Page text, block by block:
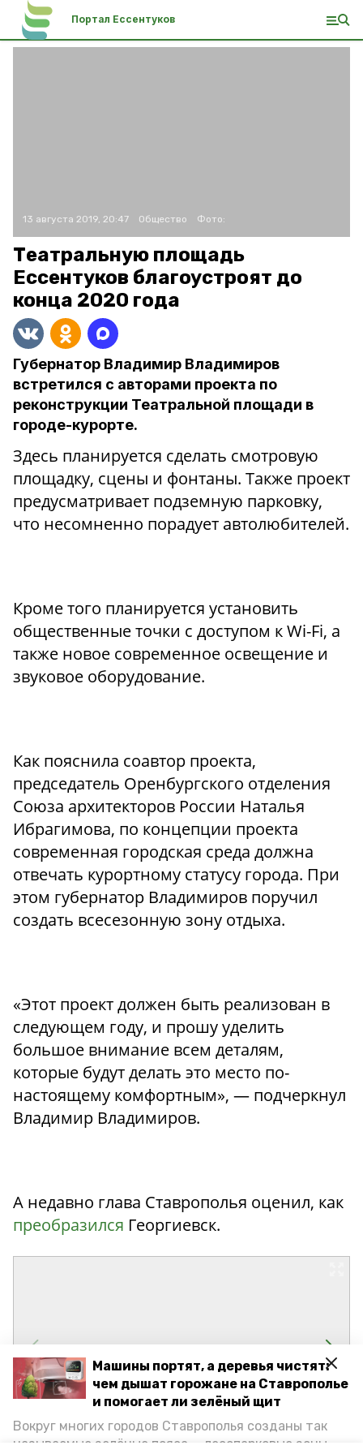
Машины портят, а деревья чистят:
чем дышат горожане на Ставрополье
и помогает ли зелёный щит
Вокруг многих городов Ставрополья созданы так
называемые зелёные пояса — лесопарковые зоны,
Портал Ессентуков
13 августа 2019, 20:47 Общество Фото:
Театральную площадь
Ессентуков благоустроят до
конца 2020 года
Губернатор Владимир Владимиров
встретился с авторами проекта по
реконструкции Театральной площади в
городе-курорте.
Здесь планируется сделать смотровую
площадку, сцены и фонтаны. Также проект
предусматривает подземную парковку,
что несомненно порадует автолюбителей.
Кроме того планируется установить
общественные точки с доступом к Wi-Fi, а
также новое современное освещение и
звуковое оборудование.
Как пояснила соавтор проекта,
председатель Оренбургского отделения
Союза архитекторов России Наталья
Ибрагимова, по концепции проекта
современная городская среда должна
отвечать курортному статусу города. При
этом губернатор Владимиров поручил
создать всесезонную зону отдыха.
«Этот проект должен быть реализован в
следующем году, и прошу уделить
большое внимание всем деталям,
которые будут делать это место по-
настоящему комфортным», — подчеркнул
Владимир Владимиров.
А недавно глава Ставрополья оценил, как
преобразился Георгиевск.